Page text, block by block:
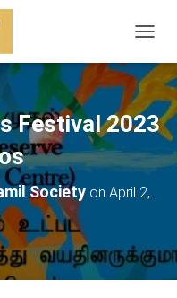
O
G
L
E
I
T
I
O
Festival 2023
Societyon April 2,